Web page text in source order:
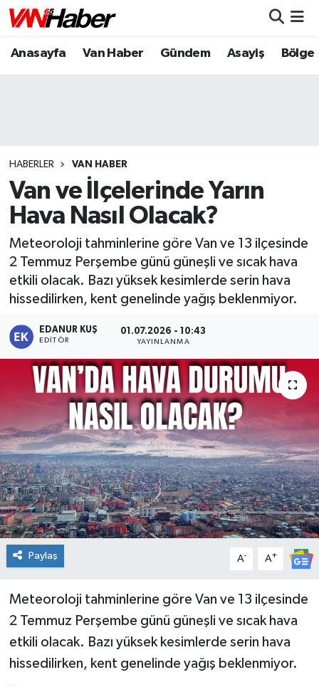
Anasayfa Van Haber Gündem Asayiş Bölge
HABERLER VAN HABER
Van ve İlçelerinde Yarın
Hava Nasıl Olacak?
Meteoroloji tahminlerine göre Van ve 13 ilçesinde
2 Temmuz Perşembe günü güneşli ve sıcak hava
etkili olacak. Bazı yüksek kesimlerde serin hava
hissedilirken, kent genelinde yağış beklenmiyor.
EDANUR KUŞ
EDITÖR
01.07.2026 - 10:43
YAYINLANMA
Paylaş A- A+
Meteoroloji tahminlerine göre Van ve 13 ilçesinde
2 Temmuz Perşembe günü güneşli ve sıcak hava
etkili olacak. Bazı yüksek kesimlerde serin hava
hissedilirken, kent genelinde yağış beklenmiyor.
Nöbetçi Eczaneler
Puan Durumu ve Fikstür
Tüm Manşetler
Son Dakika Haberleri
Haber Arşivi